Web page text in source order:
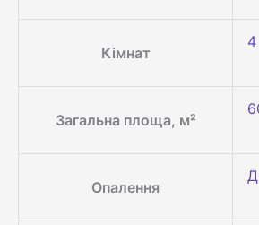
Кімнат
4
Загальна площа, м²
Опалення